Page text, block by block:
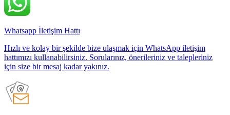
Whatsapp İletişim Hattı
Hızlı ve kolay bir şekilde bize ulaşmak için WhatsApp iletişim
hattımızı kullanabilirsiniz. Sorularınız, önerileriniz ve talepleriniz
için size bir mesaj kadar yakınız.